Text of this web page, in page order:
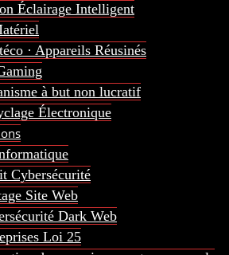
Éclairage Intelligent
· Appareils Réusinés
à but non lucratif
Électronique
Cybersécurité
Site Web
Dark Web
Loi 25